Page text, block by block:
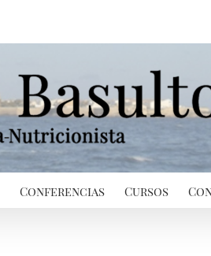
Conferencias Cursos